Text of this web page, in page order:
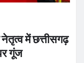
में छत्तीसगढ़
गूंज